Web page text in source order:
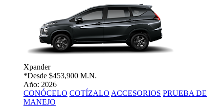
Xpander
*Desde $453,900 M.N.
Año: 2026
CONÓCELO COTÍZALO ACCESORIOS PRUEBA DE
MANEJO